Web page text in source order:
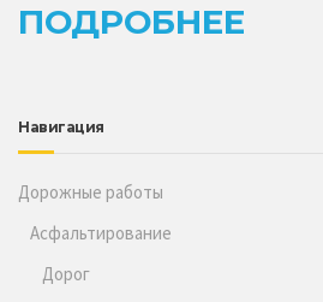
ПОДРОБНЕЕ
Навигация
Дорожные работы
Асфальтирование
Дорог